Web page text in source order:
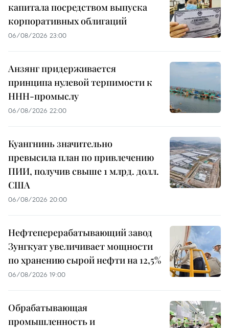
капитала посредством выпуска
корпоративных облигаций
06/08/2026 23:00
Анзянг придерживается
принципа нулевой терпимости к
ННН-промыслу
06/08/2026 22:00
Куангнинь значительно
превысила план по привлечению
ПИИ, получив свыше 1 млрд. долл.
США
06/08/2026 20:00
Нефтеперерабатывающий завод
Зунгкуат увеличивает мощности
по хранению сырой нефти на 12,5%
06/08/2026 19:00
Обрабатывающая
промышленность и